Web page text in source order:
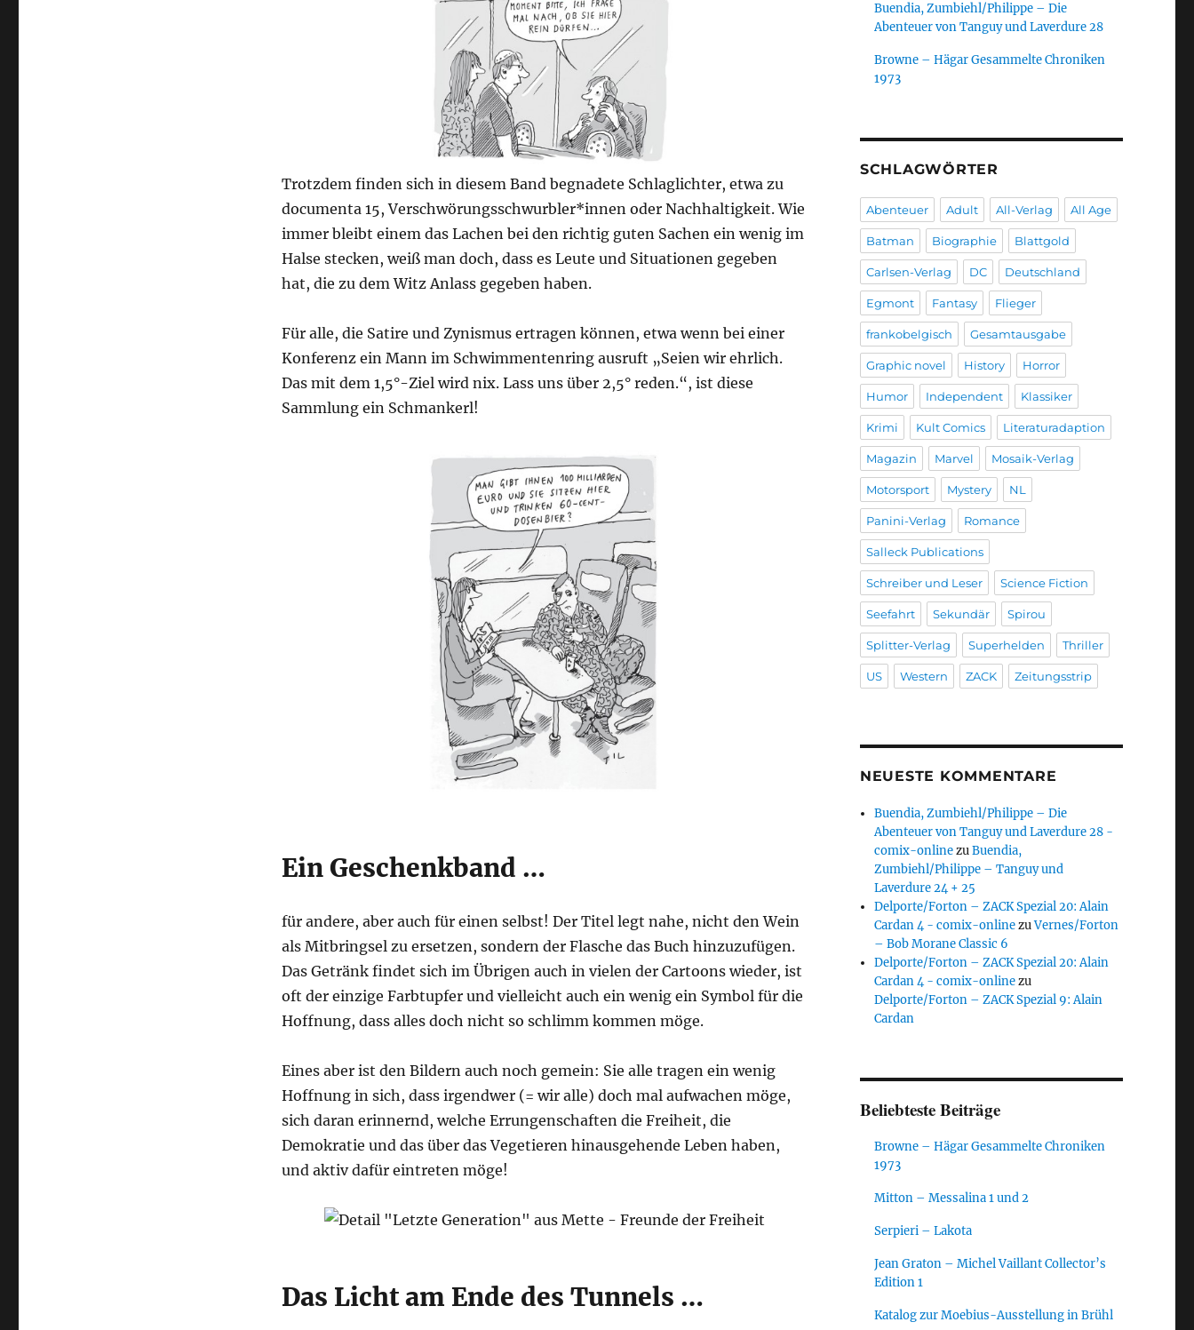
Trotzdem finden sich in diesem Band begnadete Schlaglichter, etwa zu
documenta 15, Verschwörungsschwurbler*innen oder Nachhaltigkeit. Wie
immer bleibt einem das Lachen bei den richtig guten Sachen ein wenig im
Halse stecken, weiß man doch, dass es Leute und Situationen gegeben
hat, die zu dem Witz Anlass gegeben haben.
Für alle, die Satire und Zynismus ertragen können, etwa wenn bei einer
Konferenz ein Mann im Schwimmentenring ausruft „Seien wir ehrlich.
Das mit dem 1,5°-Ziel wird nix. Lass uns über 2,5° reden.“, ist diese
Sammlung ein Schmankerl!
Ein Geschenkband …
für andere, aber auch für einen selbst! Der Titel legt nahe, nicht den Wein
als Mitbringsel zu ersetzen, sondern der Flasche das Buch hinzuzufügen.
Das Getränk findet sich im Übrigen auch in vielen der Cartoons wieder, ist
oft der einzige Farbtupfer und vielleicht auch ein wenig ein Symbol für die
Hoffnung, dass alles doch nicht so schlimm kommen möge.
Eines aber ist den Bildern auch noch gemein: Sie alle tragen ein wenig
Hoffnung in sich, dass irgendwer (= wir alle) doch mal aufwachen möge,
sich daran erinnernd, welche Errungenschaften die Freiheit, die
Demokratie und das über das Vegetieren hinausgehende Leben haben,
und aktiv dafür eintreten möge!
Das Licht am Ende des Tunnels …
Buendia, Zumbiehl/Philippe – Die
Abenteuer von Tanguy und Laverdure 28
Browne – Hägar Gesammelte Chroniken
1973
SCHLAGWÖRTER
Abenteuer Adult All-Verlag All Age
Batman Biographie Blattgold
Carlsen-Verlag DC Deutschland
Egmont Fantasy Flieger
frankobelgisch Gesamtausgabe
Graphic novel History Horror
Humor Independent Klassiker
Krimi Kult Comics Literaturadaption
Magazin Marvel Mosaik-Verlag
Motorsport Mystery NL
Panini-Verlag Romance
Salleck Publications
Schreiber und Leser Science Fiction
Seefahrt Sekundär Spirou
Splitter-Verlag Superhelden Thriller
US Western ZACK Zeitungsstrip
NEUESTE KOMMENTARE
Buendia, Zumbiehl/Philippe – Die
Abenteuer von Tanguy und Laverdure 28 -
comix-onlinezuBuendia,
Zumbiehl/Philippe – Tanguy und
Laverdure 24 + 25
Delporte/Forton – ZACK Spezial 20: Alain
Cardan 4 - comix-onlinezuVernes/Forton
– Bob Morane Classic 6
Delporte/Forton – ZACK Spezial 20: Alain
Cardan 4 - comix-onlinezu
Delporte/Forton – ZACK Spezial 9: Alain
Cardan
Beliebteste Beiträge
Browne – Hägar Gesammelte Chroniken
1973
Mitton – Messalina 1 und 2
Serpieri – Lakota
Jean Graton – Michel Vaillant Collector’s
Edition 1
Katalog zur Moebius-Ausstellung in Brühl